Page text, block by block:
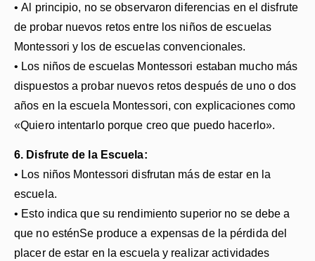
• Al principio, no se observaron diferencias en el disfrute
de probar nuevos retos entre los niños de escuelas
Montessori y los de escuelas convencionales.
• Los niños de escuelas Montessori estaban mucho más
dispuestos a probar nuevos retos después de uno o dos
años en la escuela Montessori, con explicaciones como
«Quiero intentarlo porque creo que puedo hacerlo».
6. Disfrute de la Escuela:
• Los niños Montessori disfrutan más de estar en la
escuela.
• Esto indica que su rendimiento superior no se debe a
que no esténSe produce a expensas de la pérdida del
placer de estar en la escuela y realizar actividades